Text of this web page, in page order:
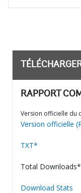
RAPPORT
Version officielle du
Version officielle
TXT*
Total
Download Stats